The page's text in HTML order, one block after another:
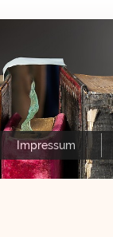
Impressum